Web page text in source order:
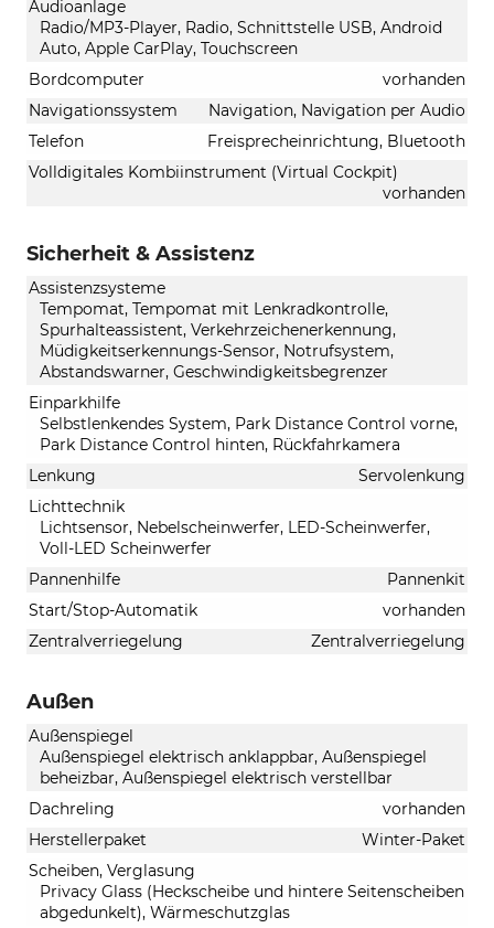
Audioanlage
Radio/MP3-Player, Radio, Schnittstelle USB, Android
Auto, Apple CarPlay, Touchscreen
Bordcomputer
vorhanden
Navigationssystem
Navigation, Navigation per Audio
Telefon
Freisprecheinrichtung, Bluetooth
Volldigitales Kombiinstrument (Virtual Cockpit)
vorhanden
Sicherheit & Assistenz
Assistenzsysteme
Tempomat, Tempomat mit Lenkradkontrolle,
Spurhalteassistent, Verkehrzeichenerkennung,
Müdigkeitserkennungs-Sensor, Notrufsystem,
Abstandswarner, Geschwindigkeitsbegrenzer
Einparkhilfe
Selbstlenkendes System, Park Distance Control vorne,
Park Distance Control hinten, Rückfahrkamera
Lenkung
Servolenkung
Lichttechnik
Lichtsensor, Nebelscheinwerfer, LED-Scheinwerfer,
Voll-LED Scheinwerfer
Pannenhilfe
Pannenkit
Start/Stop-Automatik
vorhanden
Zentralverriegelung
Zentralverriegelung
Außen
Außenspiegel
Außenspiegel elektrisch anklappbar, Außenspiegel
beheizbar, Außenspiegel elektrisch verstellbar
Dachreling
vorhanden
Herstellerpaket
Winter-Paket
Scheiben, Verglasung
Privacy Glass (Heckscheibe und hintere Seitenscheiben
abgedunkelt), Wärmeschutzglas